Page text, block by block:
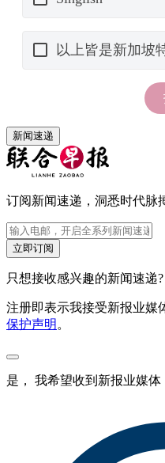
新闻速递
订阅新闻速递，洞悉时代脉
立即订阅
只想接收感兴趣的新闻速递?
注册即表示我接受新报业媒
保护声明 。
是， 我希望收到新报业媒体